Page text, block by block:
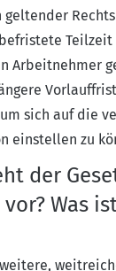
Arbeitnehmer
sich auf die
einstellen zu
der
Was